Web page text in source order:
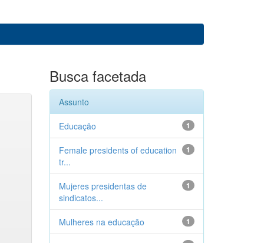
Busca facetada
Assunto
1
Educação
1
Female presidents of education
tr...
1
Mujeres presidentas de
sindicatos...
1
Mulheres na educação